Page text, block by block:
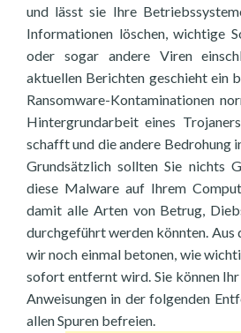
und lässt sie Ihre
Informationen löschen, wichtige
oder sogar andere Viren
aktuellen Berichten geschieht ein
Ransomware-Kontaminationen
Hintergrundarbeit eines
schafft und die andere Bedrohung
Grundsätzlich sollten Sie nichts
diese Malware auf Ihrem
damit alle Arten von Betrug,
durchgeführt werden könnten. Aus
wir noch einmal betonen, wie
sofort entfernt wird. Sie können
Anweisungen in der folgenden
allen Spuren befreien.